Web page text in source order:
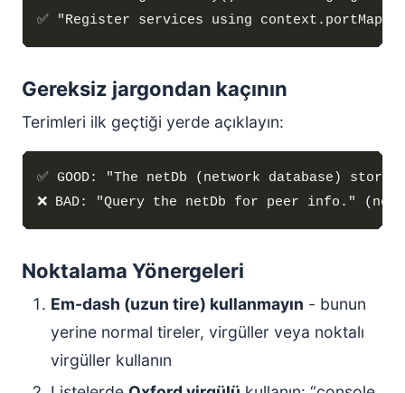
Gereksiz jargondan kaçının
Terimleri ilk geçtiği yerde açıklayın:
Noktalama Yönergeleri
Em-dash (uzun tire) kullanmayın - bunun
yerine normal tireler, virgüller veya noktalı
virgüller kullanın